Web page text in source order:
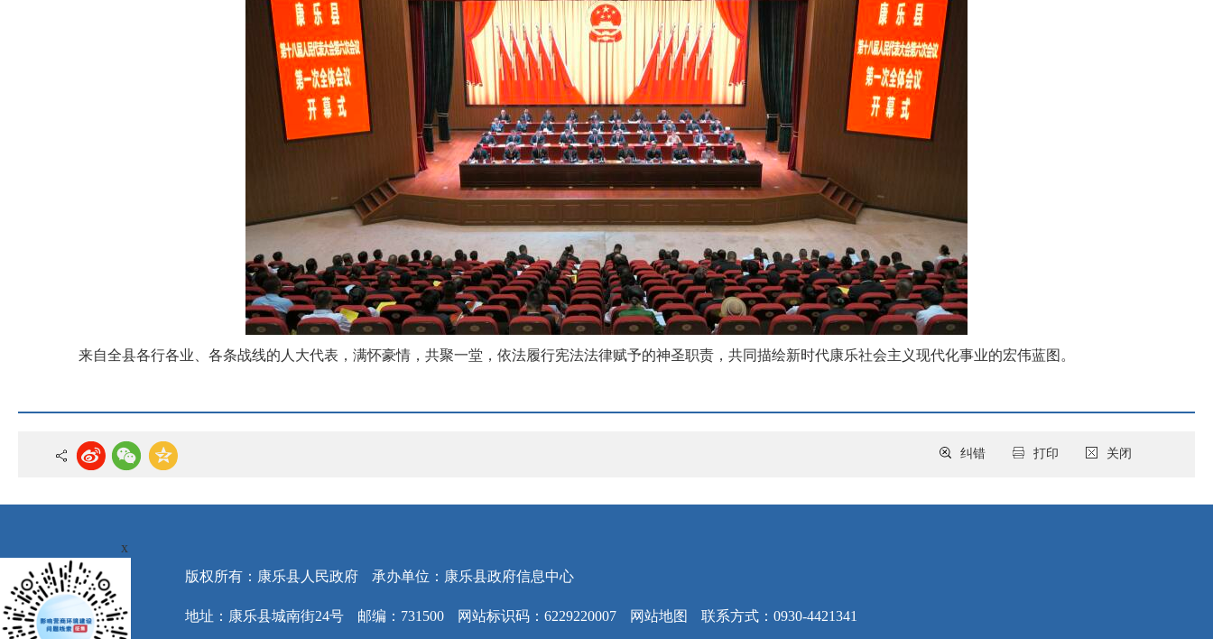
来自全县各行各业、各条战线的人大代表，满怀豪情，共聚一堂，依法履行宪法法律赋予的神圣职责，共同描绘新时代康乐社会主义现代化事业的宏伟蓝图。
关闭
打印
纠错
版权所有：康乐县人民政府 承办单位：康乐县政府信息中心
地址：康乐县城南街24号 邮编：731500 网站标识码：6229220007 网站地图 联系方式：0930-4421341
x